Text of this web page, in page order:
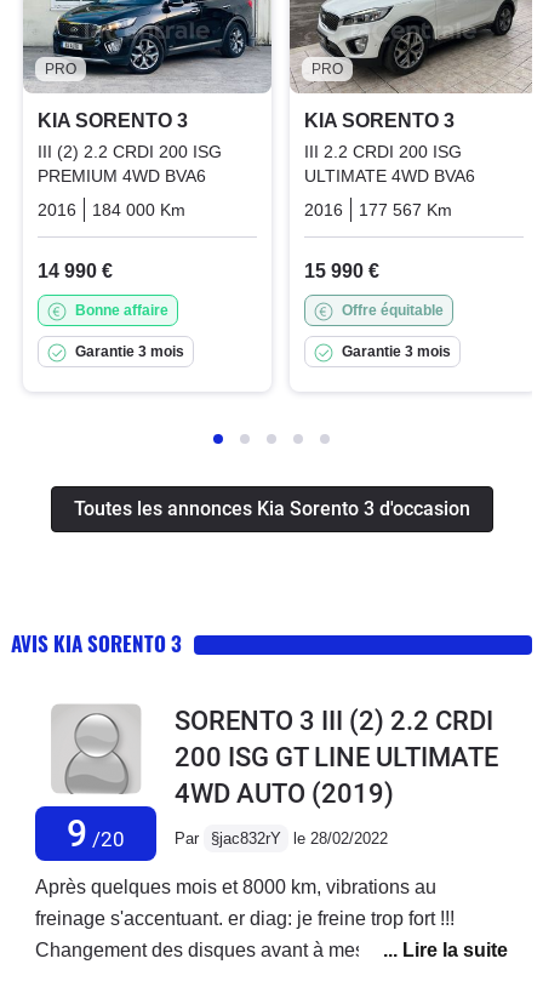
PRO
KIA SORENTO 3
III (2) 2.2 CRDI 200 ISG
PREMIUM 4WD BVA6
2016
184 000 Km Diesel
14 990 €
Bonne affaire
Garantie 3 mois
PRO
KIA SORENTO 3
III 2.2 CRDI 200 ISG
ULTIMATE 4WD BVA6
2016
177 567 Km
15 990 €
Offre équitable
Garantie 3 mois
Toutes les annonces Kia Sorento 3 d'occasion
AVIS KIA SORENTO 3
9 /20
SORENTO 3 III (2) 2.2 CRDI
200 ISG GT LINE ULTIMATE
4WD AUTO (2019)
Par §jac832rY le 28/02/2022
Après quelques mois et 8000 km, vibrations au
freinage s'accentuant. er diag: je freine trop fort !!!
Changement des disques avant à mes frais (malgré